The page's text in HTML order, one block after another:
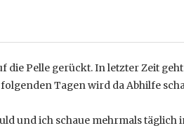
die Pelle gerückt. In letzter Zeit
Tagen wird da Abhilfe
und ich schaue mehrmals täglich